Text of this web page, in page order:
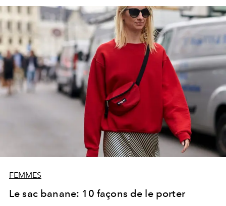
FEMMES
Le sac banane: 10 façons de le porter